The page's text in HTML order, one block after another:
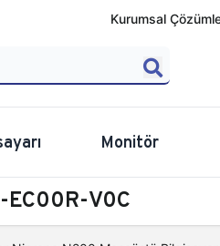
Kurumsal
Monitör
V0C